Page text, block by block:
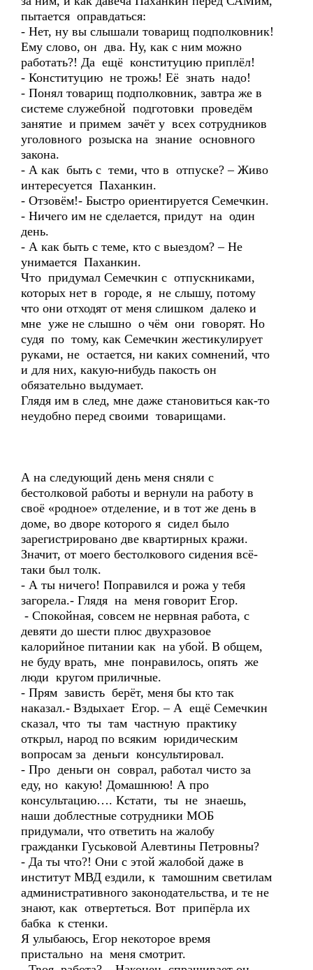
пытается оправдаться:
- Нет, ну вы слышали товарищ подполковник!
Ему слово, он два. Ну, как с ним можно
работать?! Да ещё конституцию приплёл!
- Конституцию не трожь! Её знать надо!
- Понял товарищ подполковник, завтра же в
системе служебной подготовки проведём
занятие и примем зачёт у всех сотрудников
уголовного розыска на знание основного
закона.
- А как быть с теми, что в отпуске? – Живо
интересуется Паханкин.
- Отзовём!- Быстро ориентируется Семечкин.
- Ничего им не сделается, придут на один
день.
- А как быть с теме, кто с выездом? – Не
унимается Паханкин.
Что придумал Семечкин с отпускниками,
которых нет в городе, я не слышу, потому
что они отходят от меня слишком далеко и
мне уже не слышно о чём они говорят. Но
судя по тому, как Семечкин жестикулирует
руками, не остается, ни каких сомнений, что
и для них, какую-нибудь пакость он
обязательно выдумает.
Глядя им в след, мне даже становиться как-то
неудобно перед своими товарищами.
А на следующий день меня сняли с
бестолковой работы и вернули на работу в
своё «родное» отделение, и в тот же день в
доме, во дворе которого я сидел было
зарегистрировано две квартирных кражи.
Значит, от моего бестолкового сидения всё-
таки был толк.
- А ты ничего! Поправился и рожа у тебя
загорела.- Глядя на меня говорит Егор.
- Спокойная, совсем не нервная работа, с
девяти до шести плюс двухразовое
калорийное питании как на убой. В общем,
не буду врать, мне понравилось, опять же
люди кругом приличные.
- Прям зависть берёт, меня бы кто так
наказал.- Вздыхает Егор. – А ещё Семечкин
сказал, что ты там частную практику
открыл, народ по всяким юридическим
вопросам за деньги консультировал.
- Про деньги он соврал, работал чисто за
еду, но какую! Домашнюю! А про
консультацию…. Кстати, ты не знаешь,
наши доблестные сотрудники МОБ
придумали, что ответить на жалобу
гражданки Гуськовой Алевтины Петровны?
- Да ты что?! Они с этой жалобой даже в
институт МВД ездили, к тамошним светилам
административного законодательства, и те не
знают, как отвертеться. Вот припёрла их
бабка к стенки.
Я улыбаюсь, Егор некоторое время
пристально на меня смотрит.